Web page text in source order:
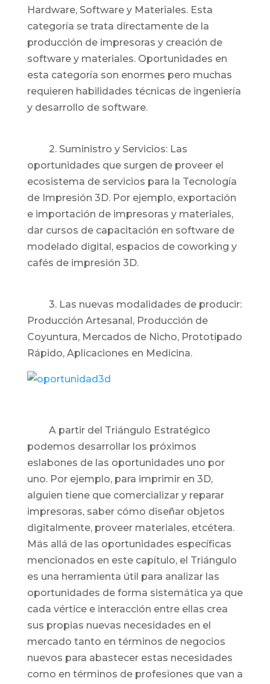
Hardware, Software y Materiales. Esta
categoría se trata directamente de la
producción de impresoras y creación de
software y materiales. Oportunidades en
esta categoría son enormes pero muchas
requieren habilidades técnicas de ingeniería
y desarrollo de software.
2. Suministro y Servicios: Las
oportunidades que surgen de proveer el
ecosistema de servicios para la Tecnología
de Impresión 3D. Por ejemplo, exportación
e importación de impresoras y materiales,
dar cursos de capacitación en software de
modelado digital, espacios de coworking y
cafés de impresión 3D.
3. Las nuevas modalidades de producir:
Producción Artesanal, Producción de
Coyuntura, Mercados de Nicho, Prototipado
Rápido, Aplicaciones en Medicina.
A partir del Triángulo Estratégico
podemos desarrollar los próximos
eslabones de las oportunidades uno por
uno. Por ejemplo, para imprimir en 3D,
alguien tiene que comercializar y reparar
impresoras, saber cómo diseñar objetos
digitalmente, proveer materiales, etcétera.
Más allá de las oportunidades específicas
mencionados en este capítulo, el Triángulo
es una herramienta útil para analizar las
oportunidades de forma sistemática ya que
cada vértice e interacción entre ellas crea
sus propias nuevas necesidades en el
mercado tanto en términos de negocios
nuevos para abastecer estas necesidades
como en términos de profesiones que van a